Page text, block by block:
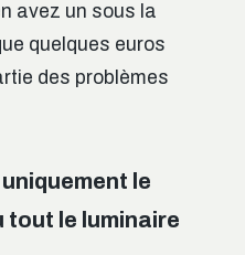
avez un sous la
quelques euros
des problèmes
le
tout le luminaire